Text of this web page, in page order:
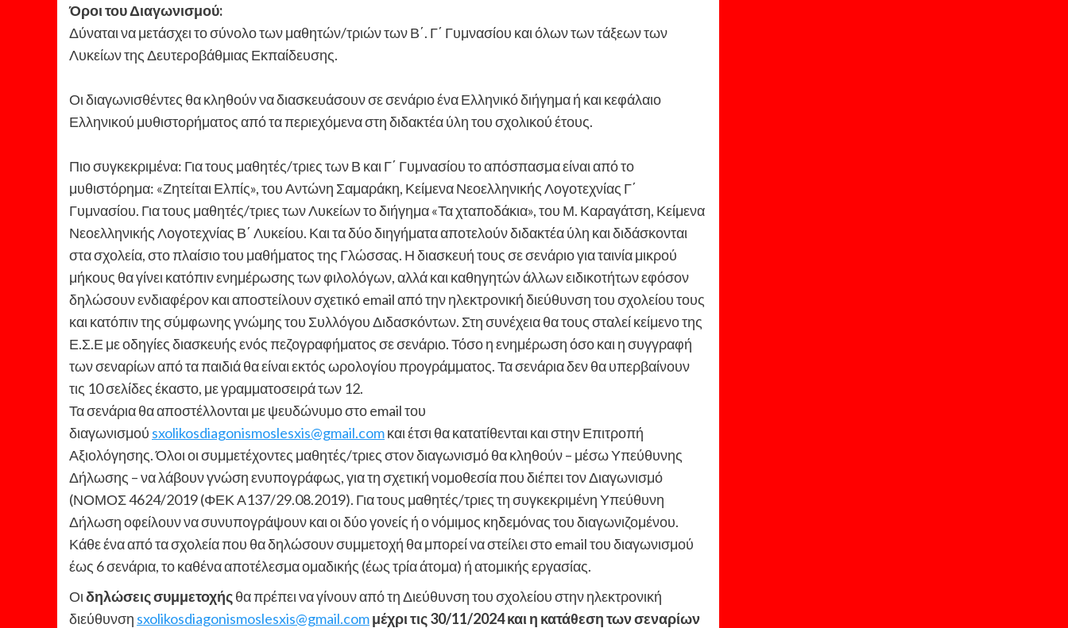
Όροι του Διαγωνισμού:
Δύναται να μετάσχει το σύνολο των μαθητών/τριών των Β΄. Γ΄ Γυμνασίου και όλων των τάξεων των
Λυκείων της Δευτεροβάθμιας Εκπαίδευσης.
Οι διαγωνισθέντες θα κληθούν να διασκευάσουν σε σενάριο ένα Ελληνικό διήγημα ή και κεφάλαιο
Ελληνικού μυθιστορήματος από τα περιεχόμενα στη διδακτέα ύλη του σχολικού έτους.
Πιο συγκεκριμένα: Για τους μαθητές/τριες των Β και Γ΄ Γυμνασίου το απόσπασμα είναι από το
μυθιστόρημα: «Ζητείται Ελπίς», του Αντώνη Σαμαράκη, Κείμενα Νεοελληνικής Λογοτεχνίας Γ΄
Γυμνασίου. Για τους μαθητές/τριες των Λυκείων το διήγημα «Τα χταποδάκια», του Μ. Καραγάτση, Κείμενα
Νεοελληνικής Λογοτεχνίας Β΄ Λυκείου. Και τα δύο διηγήματα αποτελούν διδακτέα ύλη και διδάσκονται
στα σχολεία, στο πλαίσιο του μαθήματος της Γλώσσας. Η διασκευή τους σε σενάριο για ταινία μικρού
μήκους θα γίνει κατόπιν ενημέρωσης των φιλολόγων, αλλά και καθηγητών άλλων ειδικοτήτων εφόσον
δηλώσουν ενδιαφέρον και αποστείλουν σχετικό email από την ηλεκτρονική διεύθυνση του σχολείου τους
και κατόπιν της σύμφωνης γνώμης του Συλλόγου Διδασκόντων. Στη συνέχεια θα τους σταλεί κείμενο της
Ε.Σ.Ε με οδηγίες διασκευής ενός πεζογραφήματος σε σενάριο. Τόσο η ενημέρωση όσο και η συγγραφή
των σεναρίων από τα παιδιά θα είναι εκτός ωρολογίου προγράμματος. Τα σενάρια δεν θα υπερβαίνουν
τις 10 σελίδες έκαστο, με γραμματοσειρά των 12.
Τα σενάρια θα αποστέλλονται με ψευδώνυμο στο email του
διαγωνισμού sxolikosdiagonismoslesxis@gmail.comκαι έτσι θα κατατίθενται και στην Επιτροπή
Αξιολόγησης. Όλοι οι συμμετέχοντες μαθητές/τριες στον διαγωνισμό θα κληθούν – μέσω Υπεύθυνης
Δήλωσης – να λάβουν γνώση ενυπογράφως, για τη σχετική νομοθεσία που διέπει τον Διαγωνισμό
(ΝΟΜΟΣ 4624/2019 (ΦΕΚ Α137/29.08.2019). Για τους μαθητές/τριες τη συγκεκριμένη Υπεύθυνη
Δήλωση οφείλουν να συνυπογράψουν και οι δύο γονείς ή ο νόμιμος κηδεμόνας του διαγωνιζομένου.
Κάθε ένα από τα σχολεία που θα δηλώσουν συμμετοχή θα μπορεί να στείλει στο email του διαγωνισμού
έως 6 σενάρια, το καθένα αποτέλεσμα ομαδικής (έως τρία άτομα) ή ατομικής εργασίας.
Οιδηλώσεις συμμετοχήςθα πρέπει να γίνουν από τη Διεύθυνση του σχολείου στην ηλεκτρονική
διεύθυνση sxolikosdiagonismoslesxis@gmail.comμέχρι τις 30/11/2024 και η κατάθεση των σεναρίων